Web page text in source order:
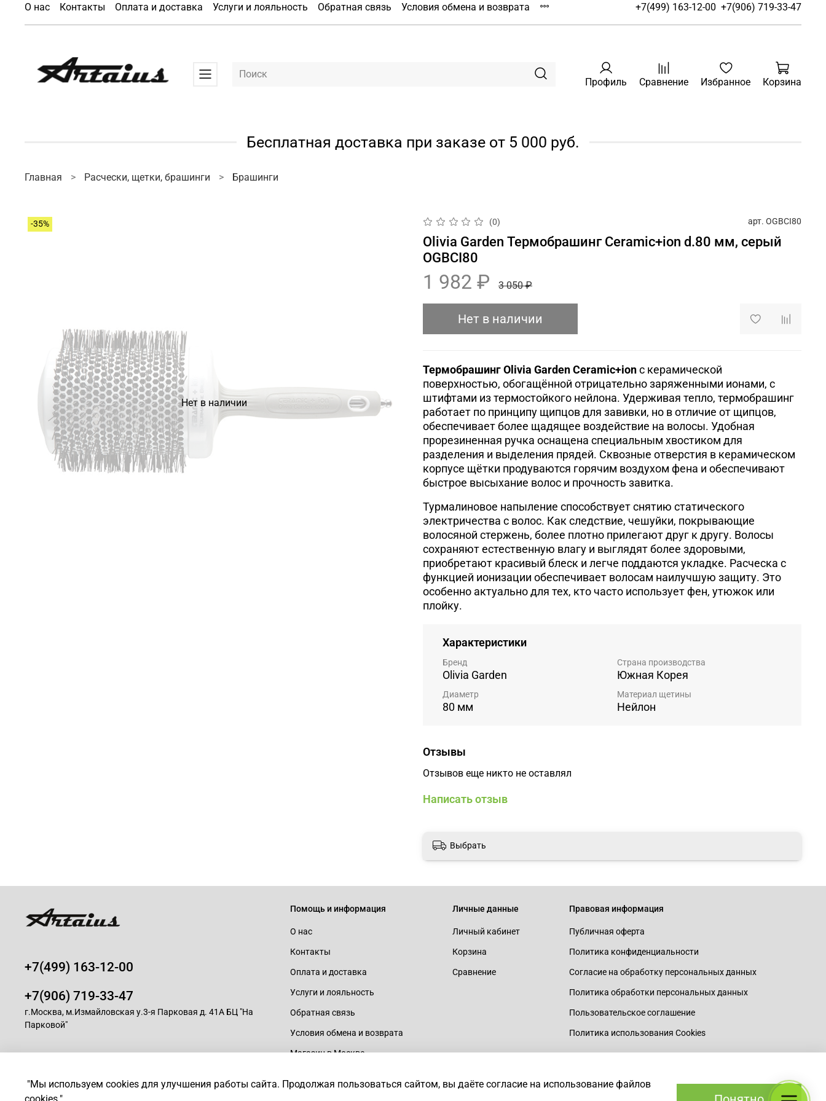
О нас Контакты Оплата и доставка Услуги и лояльность Обратная связь Условия обмена и возврата +7(499) 163-12-00 +7(906) 719-33-47
Профиль Сравнение Избранное Корзина
Бесплатная доставка при заказе от 5 000 руб.
Главная Расчески, щетки, брашинги Брашинги
Нет в наличии
-35% (0) арт. OGBCI80
Olivia Garden Термобрашинг Ceramic+ion d.80 мм, серый
OGBCI80
1 982 ₽ 3 050 ₽
Нет в наличии
Термобрашинг Olivia Garden Ceramic+ionс керамической
поверхностью, обогащённой отрицательно заряженными ионами, с
штифтами из термостойкого нейлона. Удерживая тепло, термобрашинг
работает по принципу щипцов для завивки, но в отличие от щипцов,
обеспечивает более щадящее воздействие на волосы. Удобная
прорезиненная ручка оснащена специальным хвостиком для
разделения и выделения прядей. Сквозные отверстия в керамическом
корпусе щётки продуваются горячим воздухом фена и обеспечивают
быстрое высыхание волос и прочность завитка.
Турмалиновое напыление способствует снятию статического
электричества с волос. Как следствие, чешуйки, покрывающие
волосяной стержень, более плотно прилегают друг к другу. Волосы
сохраняют естественную влагу и выглядят более здоровыми,
приобретают красивый блеск и легче поддаются укладке. Расческа с
функцией ионизации обеспечивает волосам наилучшую защиту. Это
особенно актуально для тех, кто часто использует фен, утюжок или
плойку.
Характеристики
Бренд
Olivia Garden
Страна производства
Южная Корея
Диаметр
80 мм
Материал щетины
Нейлон
Отзывы
Отзывов еще никто не оставлял
Написать отзыв
Выбрать
Помощь и информация
О нас
Контакты
Оплата и доставка
Услуги и лояльность
Обратная связь
Условия обмена и возврата
Магазин в Москве
Личные данные
Личный кабинет
Корзина
Сравнение
Правовая информация
Публичная оферта
Политика конфиденциальности
Согласие на обработку персональных данных
Политика обработки персональных данных
Пользовательское соглашение
Политика использования Cookies
+7(499) 163-12-00
+7(906) 719-33-47
г.Москва, м.Измайловская у.3-я Парковая д. 41А БЦ "На
Парковой"
"Мы используем cookies для улучшения работы сайта. Продолжая пользоваться сайтом, вы даёте согласие на использование файлов